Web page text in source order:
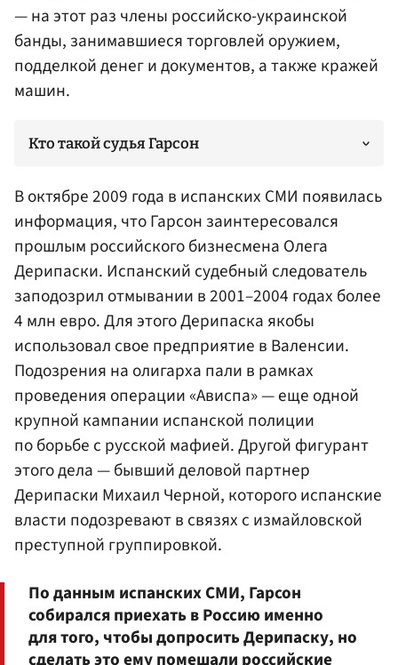
— на этот раз члены российско-украинской
банды, занимавшиеся торговлей оружием,
подделкой денег и документов, а также кражей
машин.
Кто такой судья Гарсон
В октябре 2009 года в испанских СМИ появилась
информация, что Гарсон заинтересовался
прошлым российского бизнесмена Олега
Дерипаски. Испанский судебный следователь
заподозрил отмывании в 2001–2004 годах более
4 млн евро. Для этогоДерипаска якобы
использовал свое предприятие в Валенсии.
Подозрения на олигарха пали в рамках
проведения операции «Ависпа» — еще одной
крупной кампании испанской полиции
по борьбе с русской мафией. Другой фигурант
этого дела — бывший деловой партнер
Дерипаски Михаил Черной, которого испанские
власти подозревают в связях с измайловской
преступной группировкой.
По данным испанских СМИ, Гарсон
собирался приехать в Россию именно
для того, чтобы допросить Дерипаску, но
сделать это ему помешали российские